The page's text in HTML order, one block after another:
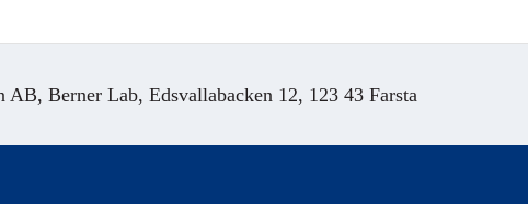
AB, Berner Lab, Edsvallabacken 12, 123 43 Farsta